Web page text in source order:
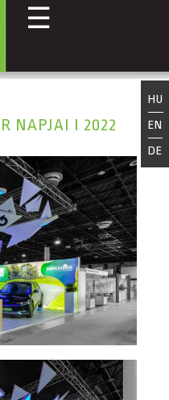
☰
HU
EN
DE
NAPJAI I 2022